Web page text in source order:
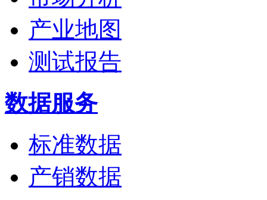
产业地图
测试报告
数据服务
标准数据
产销数据